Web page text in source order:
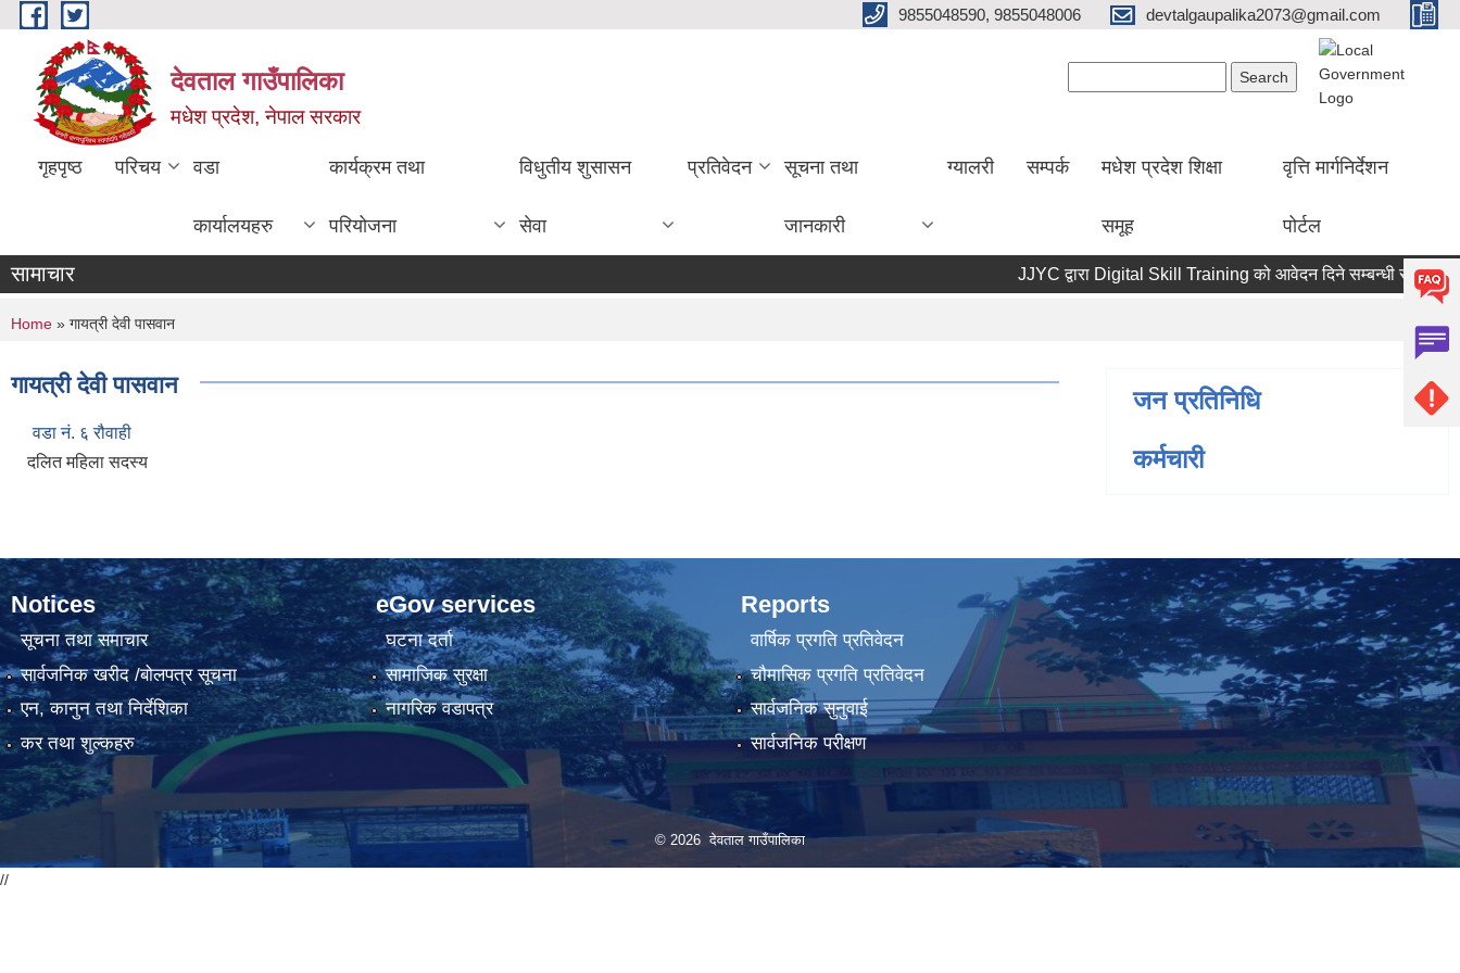
Skip to main content 9855048590, 9855048006 devtalgaupalika2073@gmail.com
देवताल गाउँपालिका
मधेश प्रदेश, नेपाल सरकार
गृहपृष्ठ परिचय वडा
कार्यालयहरु
कार्यक्रम तथा
परियोजना
विधुतीय शुसासन
सेवा
प्रतिवेदन सूचना तथा
जानकारी
ग्यालरी सम्पर्क मधेश प्रदेश शिक्षा
समूह
वृत्ति मार्गनिर्देशन
पोर्टल
सामाचार JJYC द्वारा Digital Skill Training को आवेदन दिने सम्बन्धी सूचना।
You are here
Home » गायत्री देवी पासवान
गायत्री देवी पासवान
वडा नं. ६ रौवाही
दलित महिला सदस्य
जन प्रतिनिधि
कर्मचारी
Notices
सूचना तथा समाचार
सार्वजनिक खरीद /बोलपत्र सूचना
एन, कानुन तथा निर्देशिका
कर तथा शुल्कहरु
eGov services
घटना दर्ता
सामाजिक सुरक्षा
नागरिक वडापत्र
Reports
वार्षिक प्रगति प्रतिवेदन
चौमासिक प्रगति प्रतिवेदन
सार्वजनिक सुनुवाई
सार्वजनिक परीक्षण
© 2026 देवताल गाउँपालिका
//